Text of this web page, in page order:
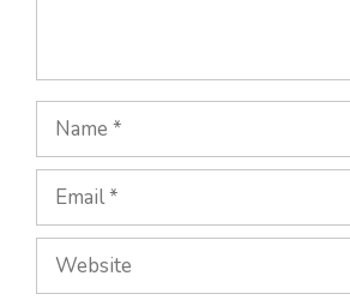
Name
Email
Website